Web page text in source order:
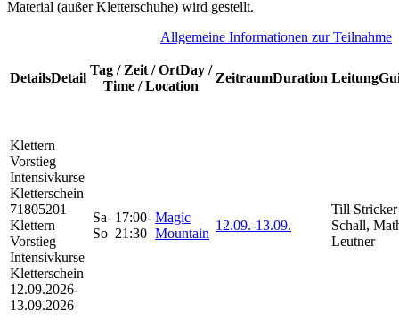
Material (außer Kletterschuhe) wird gestellt.
Allgemeine Informationen zur Teilnahme
DetailsDetail
Tag / Zeit / OrtDay /
Time / Location
ZeitraumDuration Leitung
Klettern
Vorstieg
Intensivkurse
Kletterschein
71805201
Klettern
Vorstieg
Intensivkurse
Kletterschein
12.09.2026-
13.09.2026
Sa-
So
17:00-
21:30
Magic
Mountain
12.09.-13.09.
Till
Schall,
Leutner